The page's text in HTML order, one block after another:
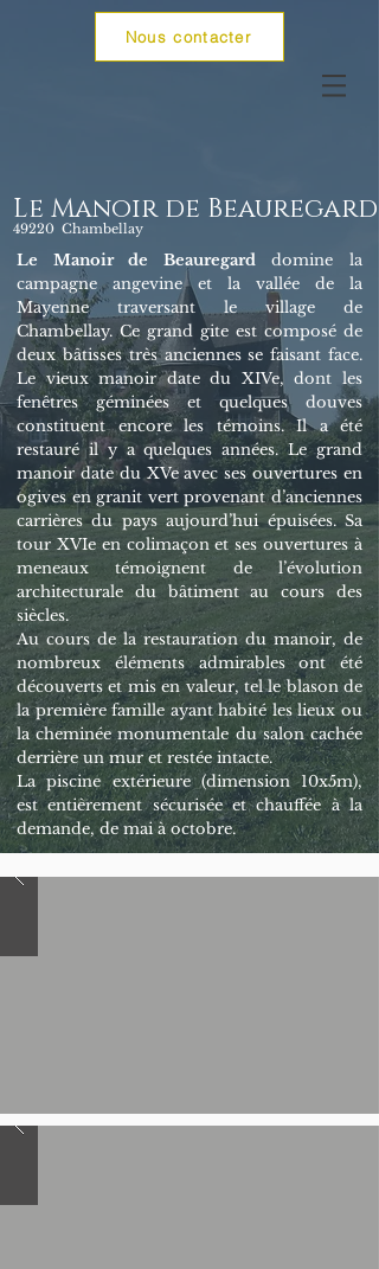
Nous contacter
Le Manoir de Beauregard
49220 Chambellay
Le Manoir de Beauregarddomine la
campagne angevine et la vallée de la
Mayenne traversant le village de
Chambellay. Ce grand gite est composé de
deux bâtisses très anciennes se faisant face.
Le vieux manoir date du XIVe, dont les
fenêtres géminées et quelques douves
constituent encore les témoins. Il a été
restauré il y a quelques années. Le grand
manoir date du XVe avec ses ouvertures en
ogives en granit vert provenant d’anciennes
carrières du pays aujourd’hui épuisées. Sa
tour XVIe en colimaçon et ses ouvertures à
meneaux témoignent de l’évolution
architecturale du bâtiment au cours des
siècles.
Au cours de la restauration du manoir, de
nombreux éléments admirables ont été
découverts et mis en valeur, tel le blason de
la première famille ayant habité les lieux ou
la cheminée monumentale du salon cachée
derrière un mur et restée intacte.
La piscine extérieure (dimension 10x5m),
est entièrement sécurisée et chauffée à la
demande, de mai à octobre.